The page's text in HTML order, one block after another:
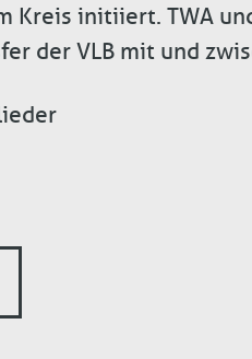
initiiert. TWA
der VLB mit und